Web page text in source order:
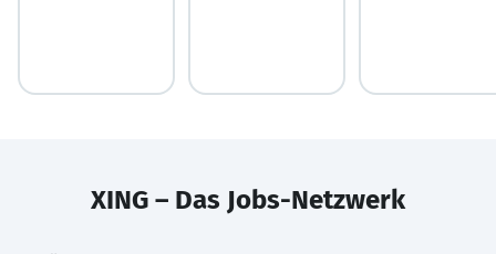
XING – Das Jobs-Netzwerk